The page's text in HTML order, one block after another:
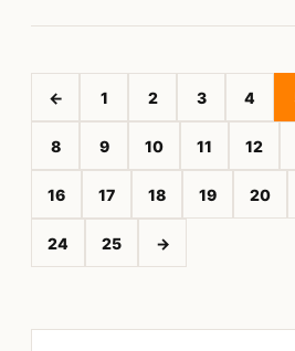
← 1 2 3 4
8 9 10 11 12
16 17 18 19 20
24 25 →